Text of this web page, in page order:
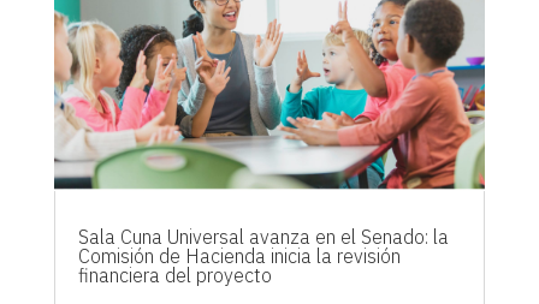
Sala Cuna Universal avanza en el Senado: la
Comisión de Hacienda inicia la revisión
financiera del proyecto